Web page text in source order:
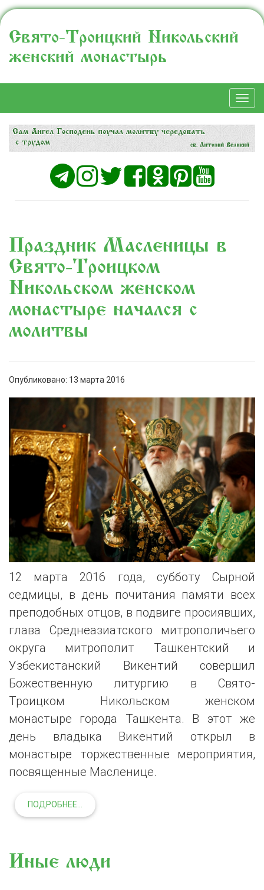
Свято-Троицкий Никольский
женский монастырь
Праздник Масленицы в
Свято-Троицком
Никольском женском
монастыре начался с
молитвы
Опубликовано: 13 марта 2016
12 марта 2016 года, субботу Сырной
седмицы, в день почитания памяти всех
преподобных отцов, в подвиге просиявших,
глава Среднеазиатского митрополичьего
округа митрополит Ташкентский и
Узбекистанский Викентий совершил
Божественную литургию в Свято-
Троицком Никольском женском
монастыре города Ташкента. В этот же
день владыка Викентий открыл в
монастыре торжественные мероприятия,
посвященные Масленице.
ПОДРОБНЕЕ...
Иные люди